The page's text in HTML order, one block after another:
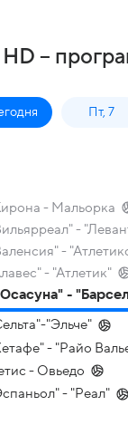
–
Пт, 7
- Мальорка
-
-
- "Атлетик"
-
"Эльче"
- "Райо
- Овьедо
- "Реал"